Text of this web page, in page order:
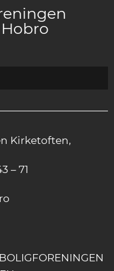
Kirketoften,
– 71